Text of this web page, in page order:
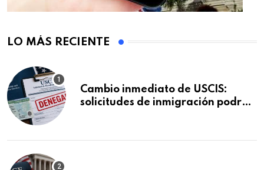
LO MÁS RECIENTE
Cambio inmediato de USCIS:
solicitudes de inmigración podrán